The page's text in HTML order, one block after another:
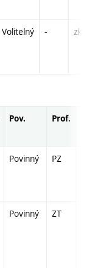
Volitelný - zk
Pov. Prof.
Povinný PZ
Povinný ZT